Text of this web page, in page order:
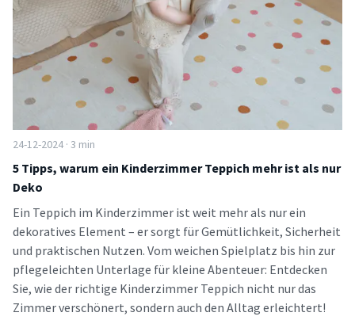
24-12-2024 · 3 min
5 Tipps, warum ein Kinderzimmer Teppich mehr ist als nur
Deko
Ein Teppich im Kinderzimmer ist weit mehr als nur ein
dekoratives Element – er sorgt für Gemütlichkeit, Sicherheit
und praktischen Nutzen. Vom weichen Spielplatz bis hin zur
pflegeleichten Unterlage für kleine Abenteuer: Entdecken
Sie, wie der richtige Kinderzimmer Teppich nicht nur das
Zimmer verschönert, sondern auch den Alltag erleichtert!